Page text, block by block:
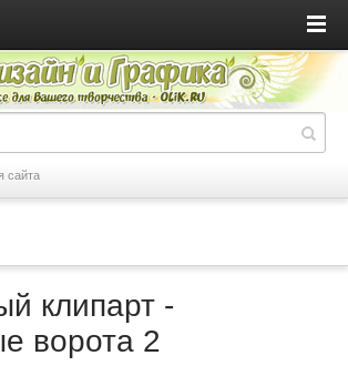
сайта
клипарт -
ворота 2